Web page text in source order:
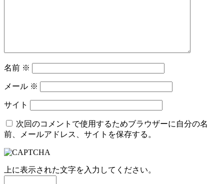
名前 ※
メール ※
サイト
次回のコメントで使用するためブラウザーに自分の名
前、メールアドレス、サイトを保存する。
上に表示された文字を入力してください。